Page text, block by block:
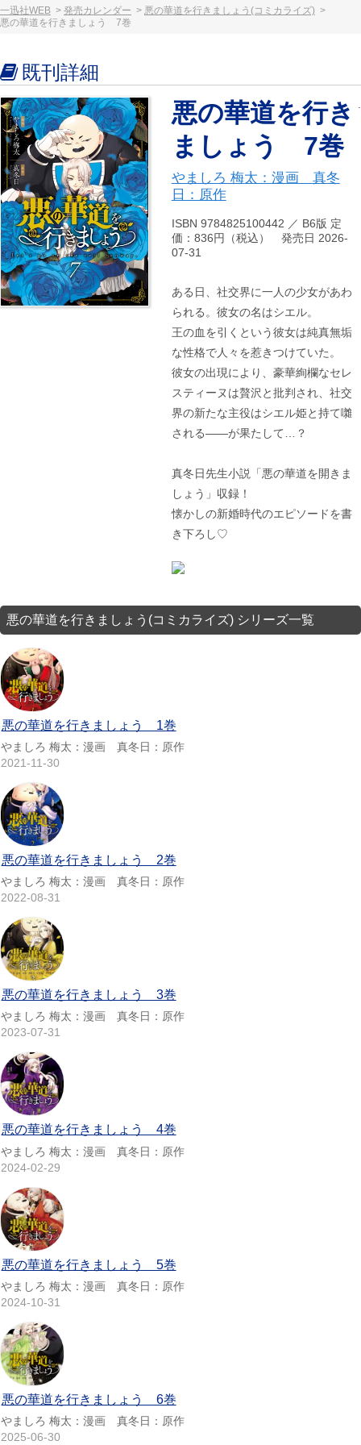
一迅社WEB 発売カレンダー
悪の華道を行きましょう(コミカライズ)
悪の華道を行きましょう 7巻
既刊詳細
悪の華道を行き
ましょう 7巻
やましろ 梅太：漫画 真冬
日：原作
ISBN 9784825100442 ／ B6版 定
価：836円（税込） 発売日 2026-
07-31
ある日、社交界に一人の少女があわ
られる。彼女の名はシエル。
王の血を引くという彼女は純真無垢
な性格で人々を惹きつけていた。
彼女の出現により、豪華絢欄なセレ
スティーヌは贅沢と批判され、社交
界の新たな主役はシエル姫と持て囃
される――が果たして…？
真冬日先生小説「悪の華道を開きま
しょう」収録！
懐かしの新婚時代のエピソードを書
き下ろし♡
悪の華道を行きましょう(コミカライズ) シリーズ一覧
悪の華道を行きましょう 1巻
やましろ 梅太：漫画 真冬日：原作
2021-11-30
悪の華道を行きましょう 2巻
やましろ 梅太：漫画 真冬日：原作
2022-08-31
悪の華道を行きましょう 3巻
やましろ 梅太：漫画 真冬日：原作
2023-07-31
悪の華道を行きましょう 4巻
やましろ 梅太：漫画 真冬日：原作
2024-02-29
悪の華道を行きましょう 5巻
やましろ 梅太：漫画 真冬日：原作
2024-10-31
悪の華道を行きましょう 6巻
やましろ 梅太：漫画 真冬日：原作
2025-06-30